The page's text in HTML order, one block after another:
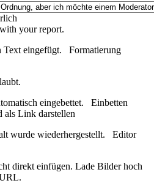
with your report.
Text eingefügt. Formatierung
eingebettet. Einbetten
als Link darstellen
wurde wiederhergestellt. Editor
direkt einfügen. Lade Bilder hoch